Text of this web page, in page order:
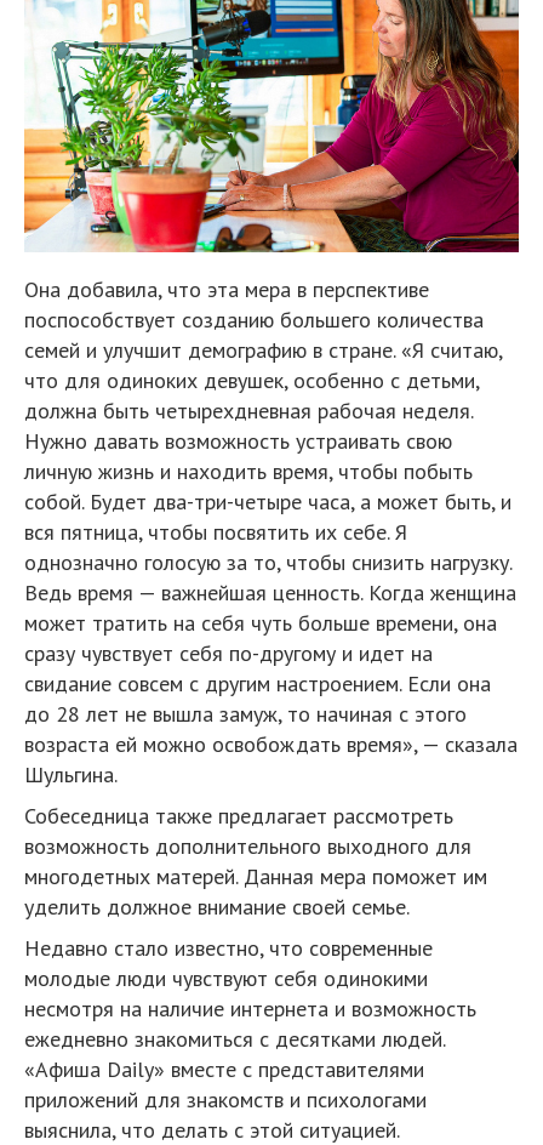
Она добавила, что эта мера в перспективе
поспособствует созданию большего количества
семей и улучшит демографию в стране. «Я считаю,
что для одиноких девушек, особенно с детьми,
должна быть четырехдневная рабочая неделя.
Нужно давать возможность устраивать свою
личную жизнь и находить время, чтобы побыть
собой. Будет два-три-четыре часа, а может быть, и
вся пятница, чтобы посвятить их себе. Я
однозначно голосую за то, чтобы снизить нагрузку.
Ведь время — важнейшая ценность. Когда женщина
может тратить на себя чуть больше времени, она
сразу чувствует себя по-другому и идет на
свидание совсем с другим настроением. Если она
до 28 лет не вышла замуж, то начиная с этого
возраста ей можно освобождать время», — сказала
Шульгина.
Собеседница также предлагает рассмотреть
возможность дополнительного выходного для
многодетных матерей. Данная мера поможет им
уделить должное внимание своей семье.
Недавно стало известно, что современные
молодые люди чувствуют себя одинокими
несмотря на наличие интернета и возможность
ежедневно знакомиться с десятками людей.
«Афиша Daily» вместе с представителями
приложений для знакомств и психологами
выяснила, что делать с этой ситуацией.